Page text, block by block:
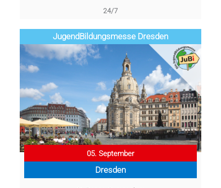
24/7
Jugend­­­­­Bildungsmess­e Dresden
05. September
Dresden